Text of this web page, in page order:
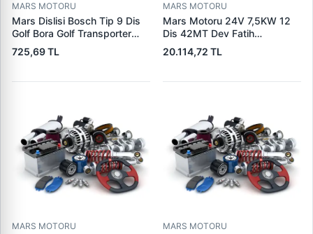
MARS MOTORU
Mars Dislisi Bosch Tip 9 Dis
Golf Bora Golf Transporter
Seat Skoda (15713) | ZEN
1108 | OEM 1072156
725,69 TL
MARS MOTORU
Mars Motoru 24V 7,5KW 12
Dis 42MT Dev Fatih
Cat,140H, 963B Cummins
L10,Qsc John Deere
LES0313 | OEM 0R2186
20.114,72 TL
MARS MOTORU MARS MOTORU